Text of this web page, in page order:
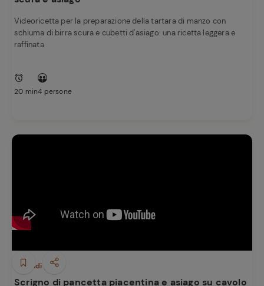
Videoricetta per la preparazione della tartara di manzo con
schiuma di birra scura e cubetti d'asiago: una ricetta leggera e
raffinata
20 min4 persone
Secondi piatti
Scrigno di pancetta piacentina e asiago su cavolo